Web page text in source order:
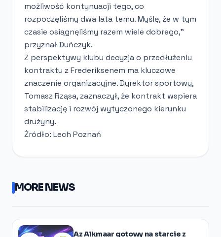
możliwość kontynuacji tego, co
rozpoczęliśmy dwa lata temu. Myślę, że w tym
czasie osiągnęliśmy razem wiele dobrego,"
przyznał Duńczyk.
Z perspektywy klubu decyzja o przedłużeniu
kontraktu z Frederiksenem ma kluczowe
znaczenie organizacyjne. Dyrektor sportowy,
Tomasz Rząsa, zaznaczył, że kontrakt wspiera
stabilizację i rozwój wytyczonego kierunku
drużyny.
Źródło: Lech Poznań
MORE NEWS
Az Alkmaar gotowy na starcie z